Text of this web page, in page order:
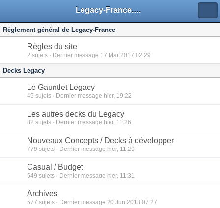
Legacy-France.org - Forum
Règlement général de Legacy-France
Règles du site
2 sujets · Dernier message 17 Mar 2017 02:29
Decks Legacy
Le Gauntlet Legacy
45 sujets · Dernier message hier, 19:22
Les autres decks du Legacy
82 sujets · Dernier message hier, 11:26
Nouveaux Concepts / Decks à développer
779 sujets · Dernier message hier, 11:29
Casual / Budget
549 sujets · Dernier message hier, 11:31
Archives
577 sujets · Dernier message 20 Jun 2018 07:27